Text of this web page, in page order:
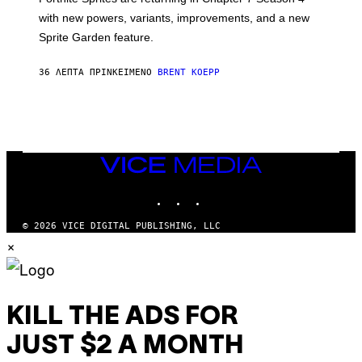
E
P
I
G
with new powers, variants, improvements, and a new
Sprite Garden feature.
36 ΛΕΠΤΆ ΠΡΙΝΚΕΊΜΕΝΟ BRENT KOEPP
VICE
MEDIA
© 2026 VICE DIGITAL PUBLISHING, LLC
×
KILL THE ADS FOR
JUST $2 A MONTH